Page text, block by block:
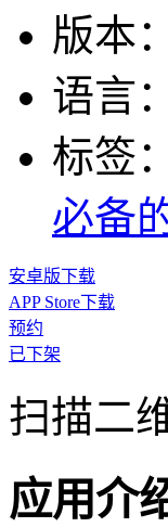
版本：
语言：
标签：
必备
安卓版下载
APP Store下载
预约
已下架
扫描二
应用介